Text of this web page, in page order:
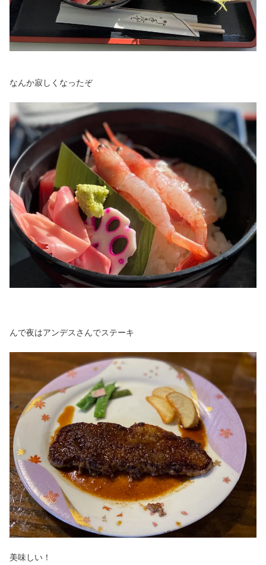
なんか寂しくなったぞ
んで夜はアンデスさんでステーキ
美味しい！